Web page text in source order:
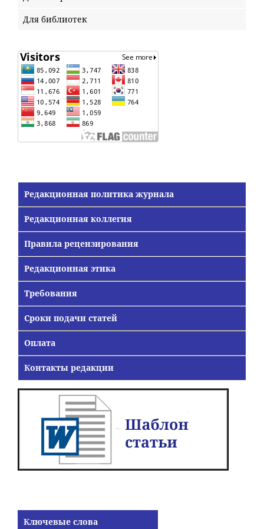
Для библиотек
Редакционная политика журнала
Редакционная коллегия
Правила рецензирования
Редакционная этика
Требования
Сроки подачи статей
Оплата
Контакты редакции
Ключевые слова